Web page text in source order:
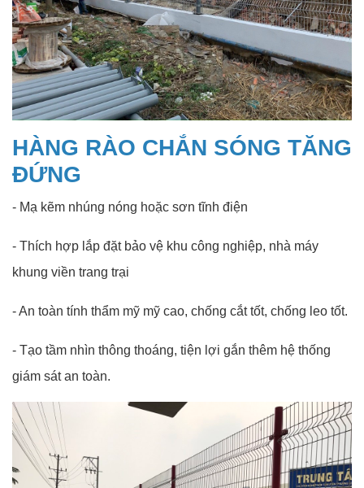
HÀNG RÀO CHẮN SÓNG TĂNG
ĐỨNG
- Mạ kẽm nhúng nóng hoặc sơn tĩnh điện
- Thích hợp lắp đặt bảo vệ khu công nghiệp, nhà máy
khung viền trang trại
- An toàn tính thẩm mỹ mỹ cao, chống cắt tốt, chống leo tốt.
- Tạo tầm nhìn thông thoáng, tiện lợi gắn thêm hệ thống
giám sát an toàn.